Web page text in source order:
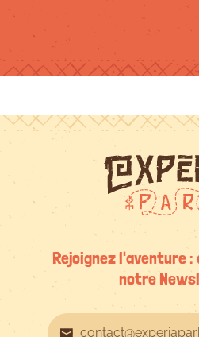
Rejoignez l'aventure
notre